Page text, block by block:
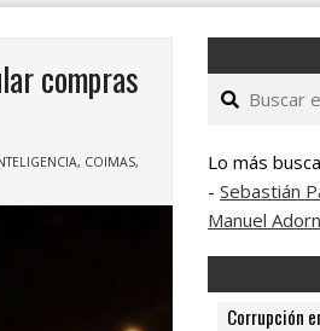
compras
, COIMAS,
Buscar
Lo más
- Sebastián
Manuel
Corrupción